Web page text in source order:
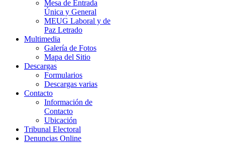
Mesa de Entrada
Única y General
MEUG Laboral y de
Paz Letrado
Multimedia
Galería de Fotos
Mapa del Sitio
Descargas
Formularios
Descargas varias
Contacto
Información de
Contacto
Ubicación
Tribunal Electoral
Denuncias Online